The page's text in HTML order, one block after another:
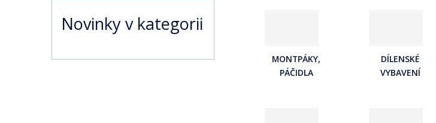
MONTPÁKY,
PÁČIDLA
DÍLENSKÉ
VYBAVENÍ
Novinky v kategorii